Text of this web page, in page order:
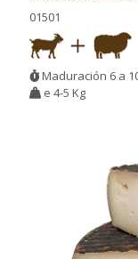
01501
Maduración 6 a
e 4-5 Kg